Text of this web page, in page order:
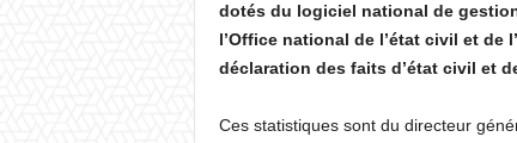
dotés du logiciel national de
l’Office national de l’état civil et de
déclaration des faits d’état civil et
Ces statistiques sont du directeur